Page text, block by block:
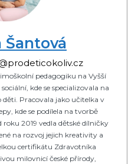
Šantová
pedagogiku na Vyšší
kde se specializovala na
Pracovala jako učitelka v
kde se podílela na tvorbě
2019 vedla dětské dílničky
na rozvoj jejich kreativity a
certifikátu Zdravotníka
milovnicí české přírody,